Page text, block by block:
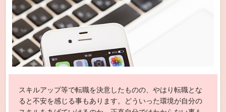
スキルアップ等で転職を決意したものの、やはり転職とな
ると不安を感じる事もあります。どういった環境が自分の